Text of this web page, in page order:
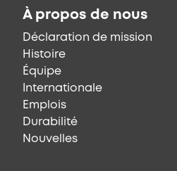
À propos de nous
Déclaration de mission
Histoire
Équipe
Internationale
Emplois
Durabilité
Nouvelles